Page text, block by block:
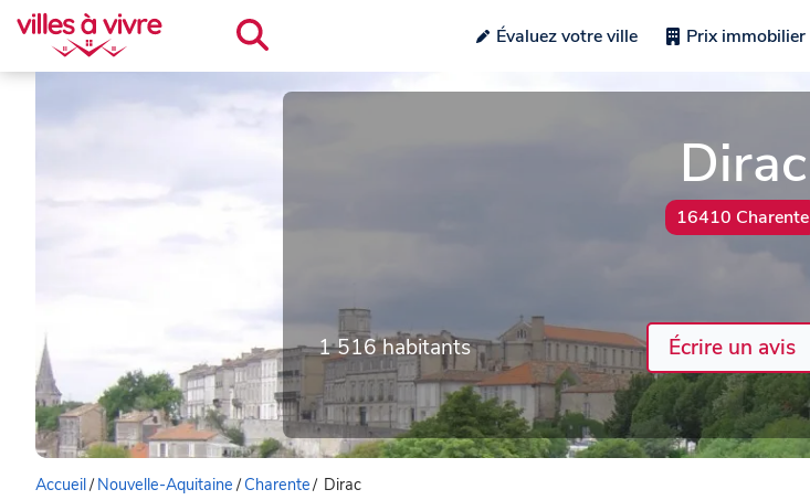
Évaluez votre ville Prix immobilier
Dirac
16410 Charente
1 516 habitants Écrire un avis
Accueil/ Nouvelle-Aquitaine/Charente/ Dirac